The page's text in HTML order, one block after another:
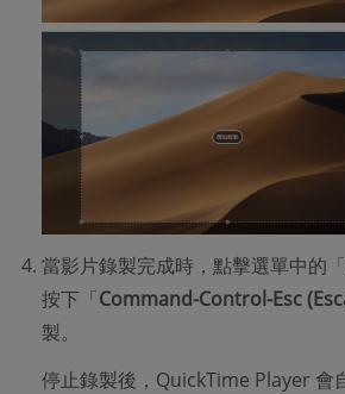
當影片錄製完成時，點擊選單中的「
按下「Command-Control-Esc
製。
停止錄製後，QuickTime Player 會